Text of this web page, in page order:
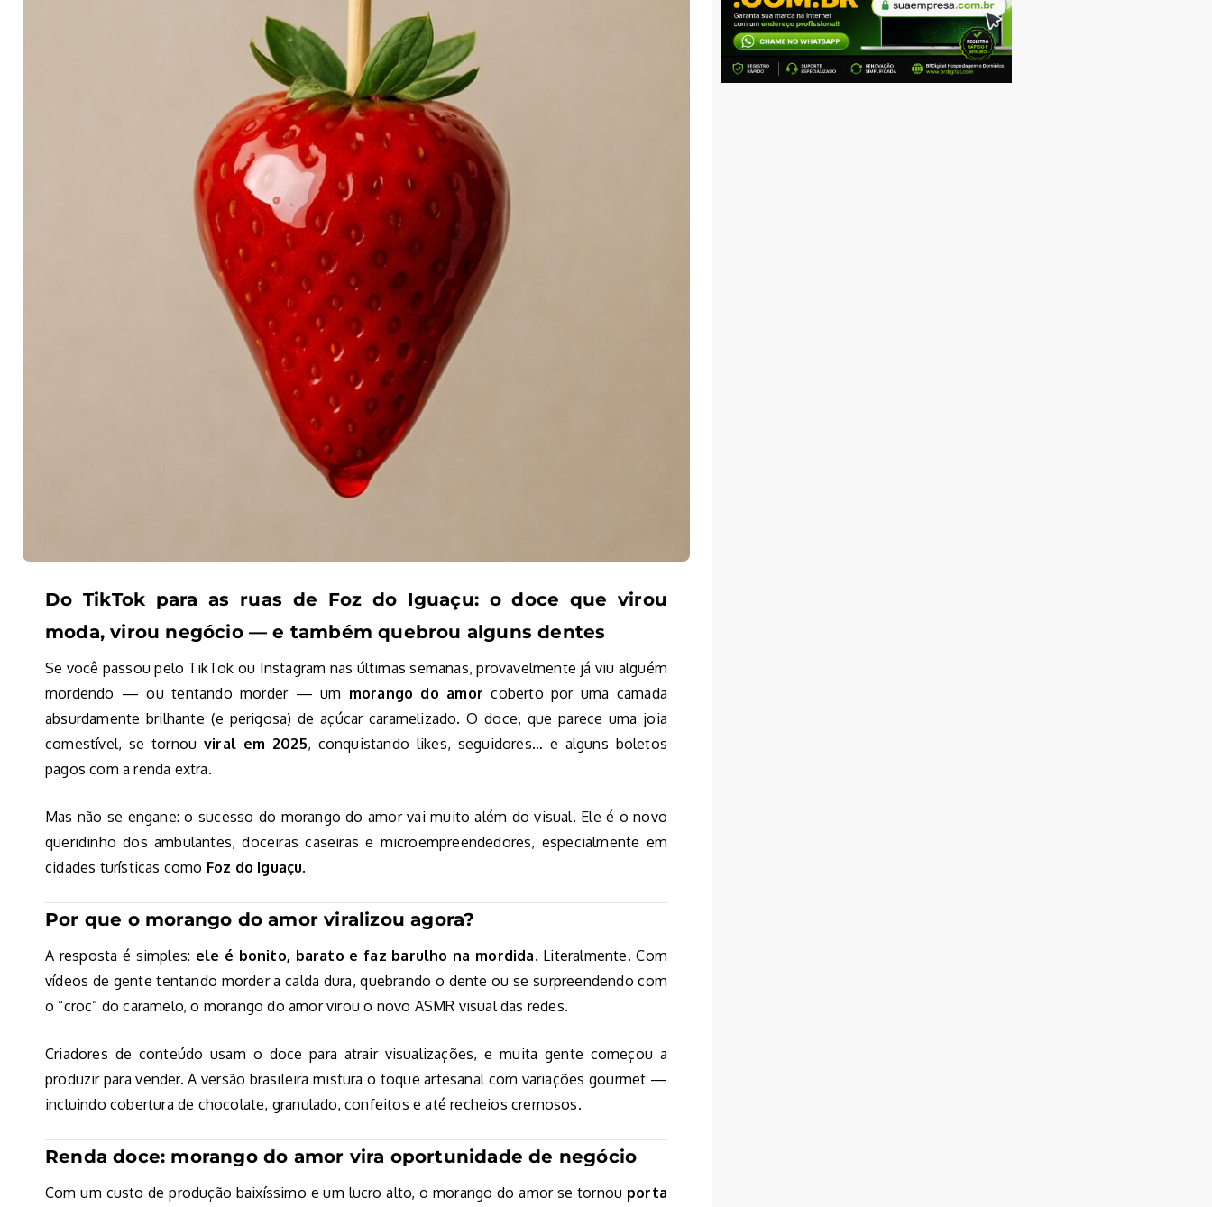
Do TikTok para as ruas de Foz do Iguaçu: o doce que virou
moda, virou negócio — e também quebrou alguns dentes
Se você passou pelo TikTok ou Instagram nas últimas semanas, provavelmente já viu alguém
mordendo — ou tentando morder — um morango do amor coberto por uma camada
absurdamente brilhante (e perigosa) de açúcar caramelizado. O doce, que parece uma joia
comestível, se tornouviral em 2025, conquistando likes, seguidores… e alguns boletos
pagos com a renda extra.
Mas não se engane: o sucesso do morango do amor vai muito além do visual. Ele é o novo
queridinho dos ambulantes, doceiras caseiras e microempreendedores, especialmente em
cidades turísticas como Foz do Iguaçu.
Por que o morango do amor viralizou agora?
A resposta é simples: ele é bonito, barato e faz barulho na mordida. Literalmente. Com
vídeos de gente tentando morder a calda dura, quebrando o dente ou se surpreendendo com
o “croc” do caramelo, o morango do amor virou o novo ASMR visual das redes.
Criadores de conteúdo usam o doce para atrair visualizações, e muita gente começou a
produzir para vender. A versão brasileira mistura o toque artesanal com variações gourmet —
incluindo cobertura de chocolate, granulado, confeitos e até recheios cremosos.
Renda doce: morango do amor vira oportunidade de negócio
Com um custo de produção baixíssimo e um lucro alto, o morango do amor se tornou porta